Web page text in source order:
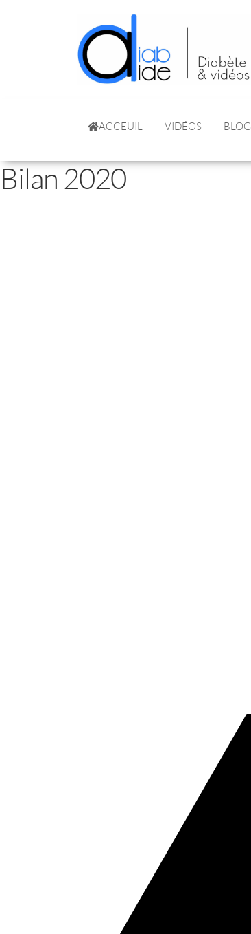
ACCEUIL VIDÉOS BLOG
Bilan 2020